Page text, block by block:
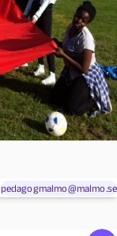
pedagogmalmo@malmo.se